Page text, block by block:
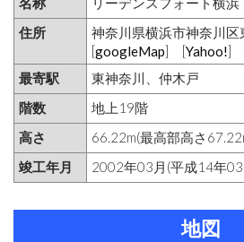
住所
神奈川県横浜市神奈川
[googleMap] [Yahoo!]
最寄駅
東神奈川、仲木戸
階数
地上19階
高さ
66.22m(最高部高さ
竣工年月
2002年03月(平成14年03
地図